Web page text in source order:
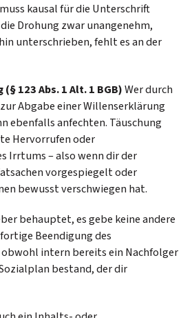
kausal für die Unterschrift
Drohung zwar unangenehm,
unterschrieben, fehlt es an der
123 Abs. 1 Alt. 1 BGB)Wer durch
Abgabe einer Willenserklärung
ebenfalls anfechten. Täuschung
Hervorrufen oder
Irrtums – also wenn dir der
vorgespiegelt oder
bewusst verschwiegen hat.
behauptet, es gebe keine andere
Beendigung des
intern bereits ein Nachfolger
bestand, der dir